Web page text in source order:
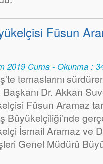
Füsun
2019 Cuma - Okunma :
temaslarını
Başkanı Dr. Akkan
Füsun Aramaz
Büyükelçiliği'nde
İsmail Aramaz ve
Genel Müdürü